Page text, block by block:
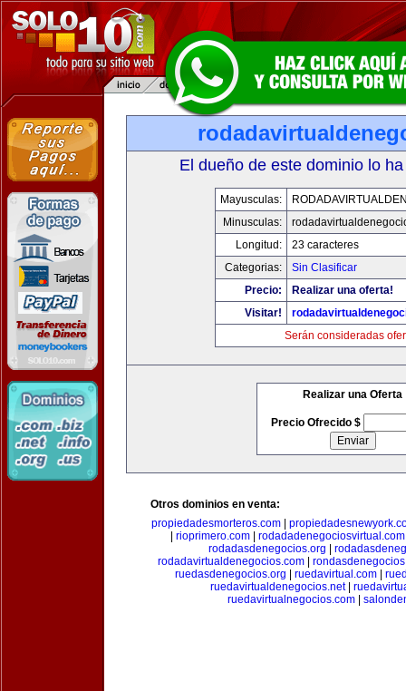
El dueño de este dominio lo
Mayusculas:
Minusculas:
Longitud:
23 caracteres
Categorias:
Sin Clasificar
Precio:
Realizar una oferta!
Visitar!
Serán consideradas
Realizar una Oferta
Precio Ofrecido $
Otros dominios en venta:
propiedadesmorteros.com
rioprimero.com| rodadadenegociosvirtual.com
rodadasdenegocios.org
rodadavirtualdenegocios.com|
ruedasdenegocios.org
ruedavirtual.com|
ruedavirtualdenegocios.net|
ruedavirtualnegocios.com